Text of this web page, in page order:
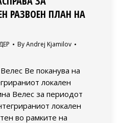
РАЗВОЕН ПЛАН НА
ByAndrej Kjamilov
Ве поканува на
локален
Велес за периодот
локален
во рамките на